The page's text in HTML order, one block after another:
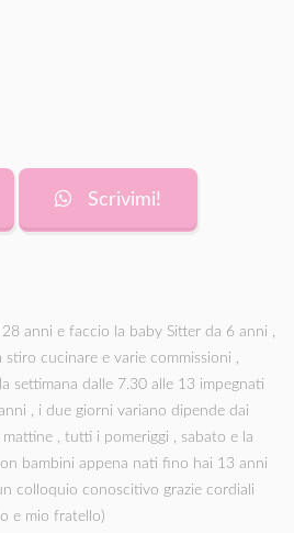
Scrivimi!
anni e faccio la baby Sitter da 6 anni ,
stiro cucinare e varie commissioni ,
settimana dalle 7.30 alle 13 impegnati
, i due giorni variano dipende dai
, tutti i pomeriggi , sabato e la
bambini appena nati fino hai 13 anni
colloquio conoscitivo grazie cordiali
e mio fratello)